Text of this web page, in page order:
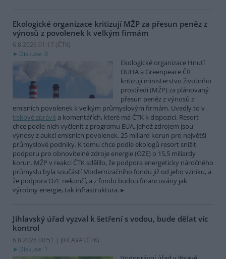
Ekologické organizace kritizují MŽP za přesun peněz z
výnosů z povolenek k velkým firmám
6.8.2026 01:17 (ČTK)
Diskuse: 9
Ekologické organizace Hnutí
DUHA a Greenpeace ČR
kritizují ministerstvo životního
prostředí (MŽP) za plánovaný
přesun peněz z výnosů z
emisních povolenek k velkým průmyslovým firmám. Uvedly to v
tiskové zprávě a komentářích, které má ČTK k dispozici. Resort
chce podle nich vyčlenit z programu EUA, jehož zdrojem jsou
výnosy z aukcí emisních povolenek, 25 miliard korun pro největší
průmyslové podniky. K tomu chce podle ekologů resort snížit
podporu pro obnovitelné zdroje energie (OZE) o 15,5 miliardy
korun. MŽP v reakci ČTK sdělilo, že podpora energeticky náročného
průmyslu byla součástí Modernizačního fondu již od jeho vzniku, a
že podpora OZE nekončí, a z fondu budou financovány jak
výrobny energie, tak infrastruktura.
Jihlavský úřad vyzval k šetření s vodou, bude dělat víc
kontrol
6.8.2026 00:51 | JIHLAVA (ČTK)
Diskuse: 1